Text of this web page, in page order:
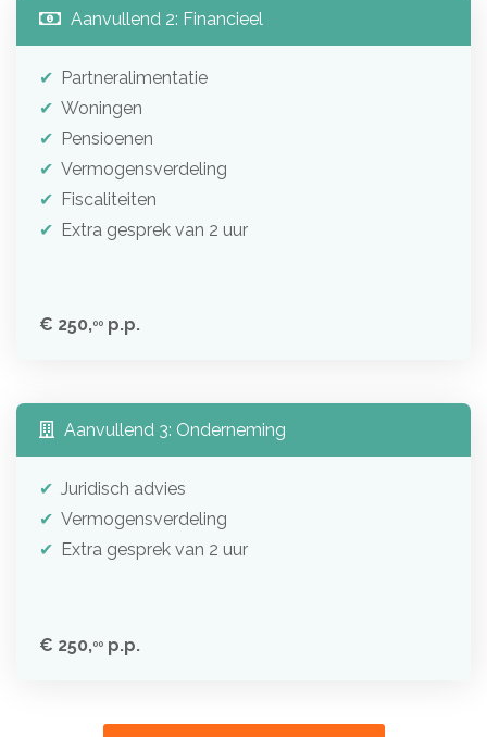
Aanvullend 2: Financieel
Partneralimentatie
Woningen
Pensioenen
Vermogensverdeling
Fiscaliteiten
Extra gesprek van 2 uur
€ 250,00 p.p.
Aanvullend 3: Onderneming
Juridisch advies
Vermogensverdeling
Extra gesprek van 2 uur
€ 250,00 p.p.